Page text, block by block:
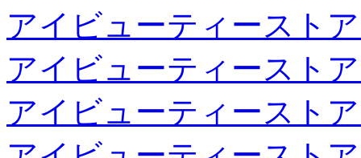
アイビューティースト
アイビューティースト
アイビューティースト